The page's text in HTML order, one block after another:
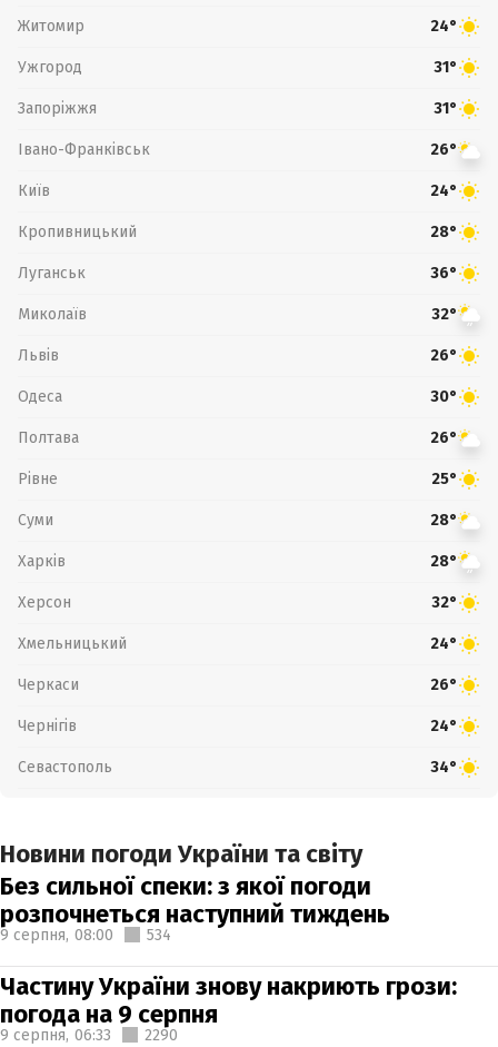
Житомир 24°
Ужгород 31°
Запоріжжя 31°
Івано-Франківськ 26°
Київ 24°
Кропивницький 28°
Луганськ 36°
Миколаїв 32°
Львів 26°
Одеса 30°
Полтава 26°
Рівне 25°
Суми 28°
Харків 28°
Херсон 32°
Хмельницький 24°
Черкаси 26°
Чернігів 24°
Севастополь 34°
Новини погоди України та світу
Без сильної спеки: з якої погоди
розпочнеться наступний тиждень
9 серпня, 08:00 534
Частину України знову накриють грози:
погода на 9 серпня
9 серпня, 06:33 2290